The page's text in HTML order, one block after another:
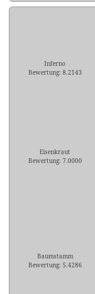
Inferno
Bewertung: 8.2143
Eisenkraut
Bewertung: 7.0000
Baumstamm
Bewertung: 5.4286